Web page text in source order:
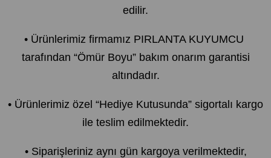
edilir.
• Ürünlerimiz firmamız PIRLANTA KUYUMCU
tarafından “Ömür Boyu” bakım onarım garantisi
altındadır.
• Ürünlerimiz özel “Hediye Kutusunda” sigortalı kargo
ile teslim edilmektedir.
• Siparişleriniz aynı gün kargoya verilmektedir,